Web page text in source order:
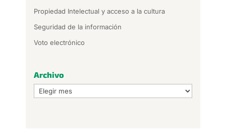
Propiedad Intelectual y acceso a la cultura
Seguridad de la información
Voto electrónico
Archivo
Archivo